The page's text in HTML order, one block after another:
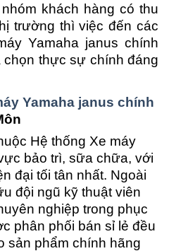
khách hàng có thu
trường thì việc đến các
Yamaha janus chính
chọn thực sự chính đáng
Yamaha janus chính
Hệ thống Xe máy
bảo trì, sữa chữa, với
đại tối tân nhất. Ngoài
đội ngũ kỹ thuật viên
nghiệp trong phục
phân phối bán sỉ lẻ đều
sản phẩm chính hãng